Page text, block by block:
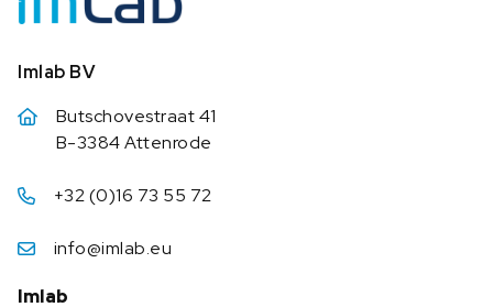
Imlab BV
Butschovestraat 41
B-3384 Attenrode
+32 (0)16 73 55 72
info@imlab.eu
Imlab